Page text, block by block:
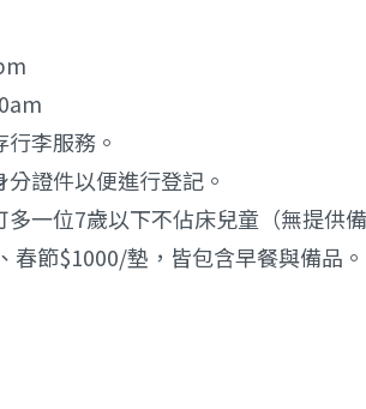
李服務。
證件以便進行登記。
一位7歲以下不佔床兒童（無提供
春節$1000/墊，皆包含早餐與備品